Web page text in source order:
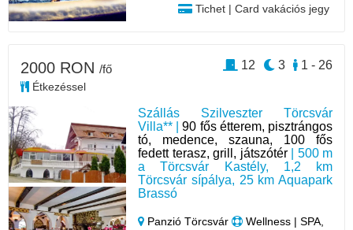
Tichet | Card vakációs jegy
Szállás Szilveszter Törcsvár
Villa** |90 fős étterem, pisztrángos
tó, medence, szauna, 100 fős
fedett terasz, grill, játszótér| 500 m
a Törcsvár Kastély, 1,2 km
Törcsvár sípálya, 25 km Aquapark
Brassó
Panzió Törcsvár
Wellness | SPA,
2000 RON /fő
Étkezéssel
1 - 26
3
12